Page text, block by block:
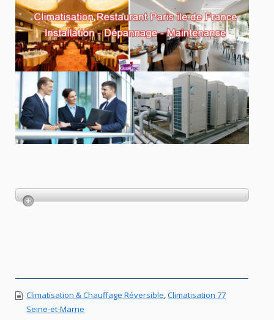
Climatisation & Chauffage Réversible,Climatisation 77
Seine-et-Marne